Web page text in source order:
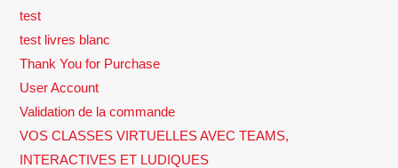
test
test livres blanc
Thank You for Purchase
User Account
Validation de la commande
VOS CLASSES VIRTUELLES AVEC TEAMS,
INTERACTIVES ET LUDIQUES